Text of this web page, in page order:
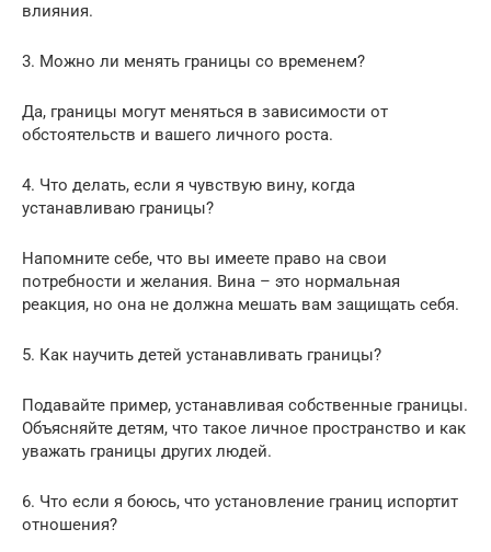
влияния.
3. Можно ли менять границы со временем?
Да, границы могут меняться в зависимости от
обстоятельств и вашего личного роста.
4. Что делать, если я чувствую вину, когда
устанавливаю границы?
Напомните себе, что вы имеете право на свои
потребности и желания. Вина – это нормальная
реакция, но она не должна мешать вам защищать себя.
5. Как научить детей устанавливать границы?
Подавайте пример, устанавливая собственные границы.
Объясняйте детям, что такое личное пространство и как
уважать границы других людей.
6. Что если я боюсь, что установление границ испортит
отношения?